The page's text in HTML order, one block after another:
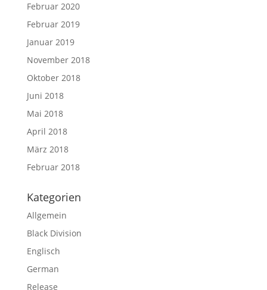
Februar 2020
Februar 2019
Januar 2019
November 2018
Oktober 2018
Juni 2018
Mai 2018
April 2018
März 2018
Februar 2018
Kategorien
Allgemein
Black Division
Englisch
German
Release